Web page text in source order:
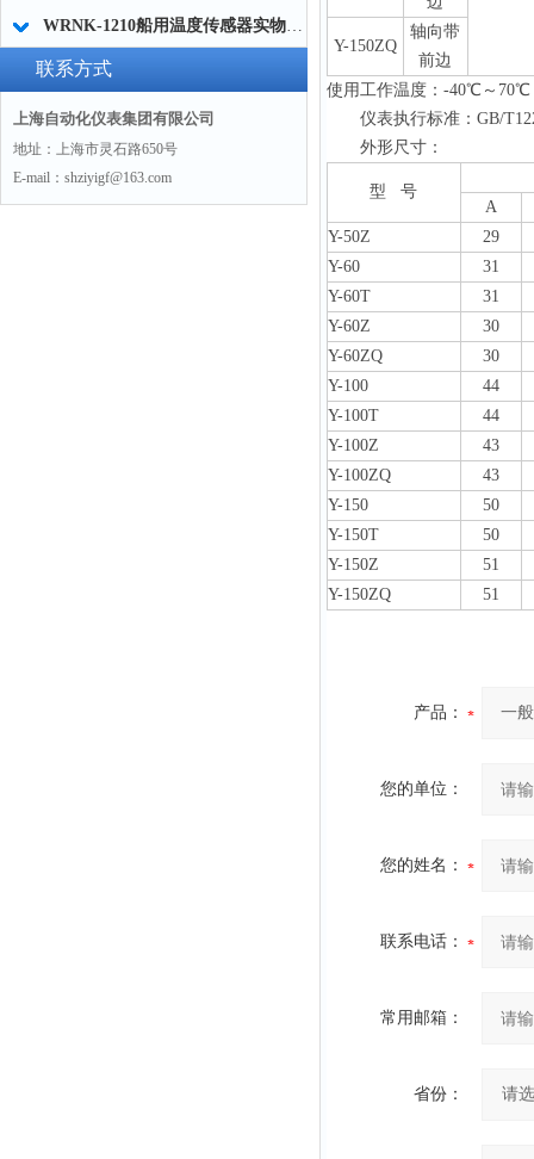
WRNK-1210船用温度传感器实物图片及技术参数
联系方式
上海自动化仪表集团有限公司
地址：上海市灵石路650号
E-mail：shziyigf@163.com
Y-150ZQ
轴向带
前边
使用工作温度：-40℃～70℃
仪表执行标准：GB/
外形尺寸：
型 号
A
Y-50Z
29
Y-60
31
Y-60T
31
Y-60Z
30
Y-60ZQ
30
Y-100
44
Y-100T
44
Y-100Z
43
Y-100ZQ
43
Y-150
50
Y-150T
50
Y-150Z
51
Y-150ZQ
51
产品：
您的单位：
您的姓名：
联系电话：
常用邮箱：
省份：